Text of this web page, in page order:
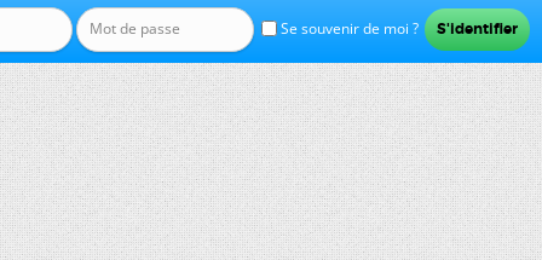
Se souvenir de moi ?